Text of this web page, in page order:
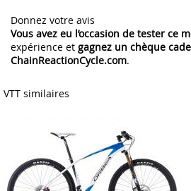
Donnez votre avis
Vous avez eu l’occasion de tester ce
expérience et gagnez un chèque
ChainReactionCycle.com.
VTT similaires